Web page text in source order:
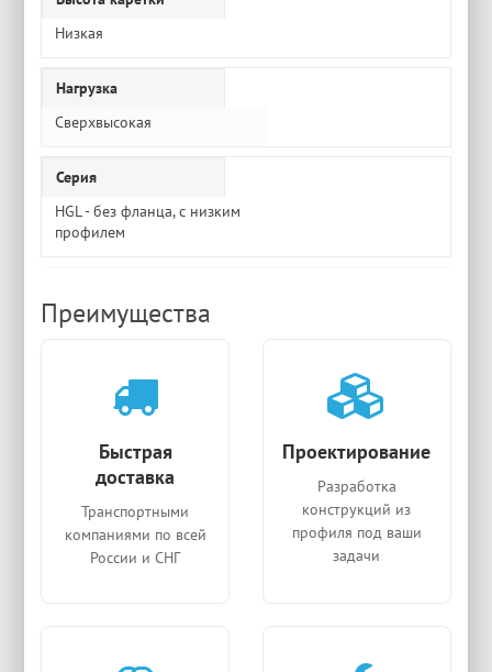
Низкая
Нагрузка
Сверхвысокая
Серия
HGL - без фланца, с низким
профилем
Преимущества
Быстрая
доставка
Транспортными
компаниями по всей
России и СНГ
Проектирование
Разработка
конструкций из
профиля под ваши
задачи